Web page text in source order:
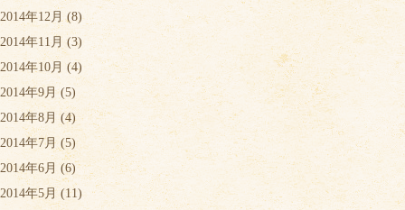
2014年12月 (8)
2014年11月 (3)
2014年10月 (4)
2014年9月(5)
2014年8月 (4)
2014年7月 (5)
2014年6月 (6)
2014年5月 (11)